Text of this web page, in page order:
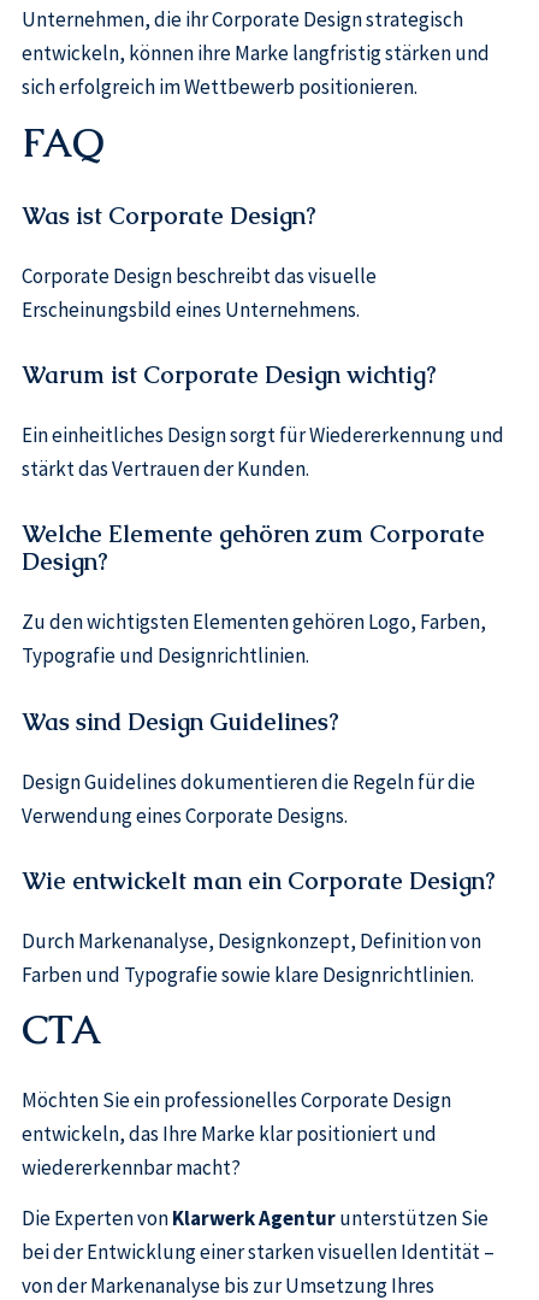
Unternehmen, die ihr Corporate Design strategisch
entwickeln, können ihre Marke langfristig stärken und
sich erfolgreich im Wettbewerb positionieren.
FAQ
Was ist Corporate Design?
Corporate Design beschreibt das visuelle
Erscheinungsbild eines Unternehmens.
Warum ist Corporate Design wichtig?
Ein einheitliches Design sorgt für Wiedererkennung und
stärkt das Vertrauen der Kunden.
Welche Elemente gehören zum Corporate
Design?
Zu den wichtigsten Elementen gehören Logo, Farben,
Typografie und Designrichtlinien.
Was sind Design Guidelines?
Design Guidelines dokumentieren die Regeln für die
Verwendung eines Corporate Designs.
Wie entwickelt man ein Corporate Design?
Durch Markenanalyse, Designkonzept, Definition von
Farben und Typografie sowie klare Designrichtlinien.
CTA
Möchten Sie ein professionelles Corporate Design
entwickeln, das Ihre Marke klar positioniert und
wiedererkennbar macht?
Die Experten vonKlarwerk Agenturunterstützen Sie
bei der Entwicklung einer starken visuellen Identität –
von der Markenanalyse bis zur Umsetzung Ihres